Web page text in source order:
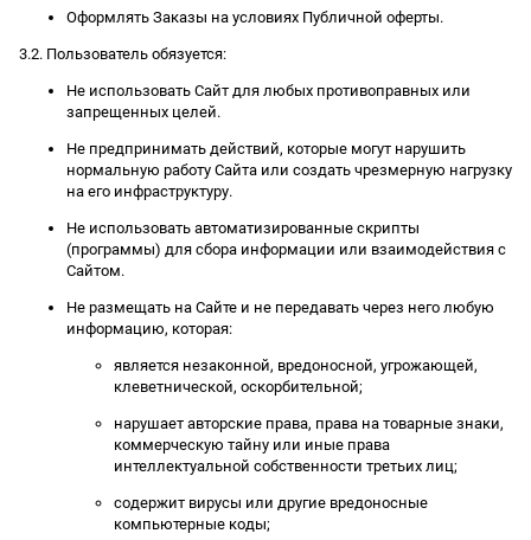
Оформлять Заказы на условиях Публичной оферты.
3.2. Пользователь обязуется:
Не использовать Сайт для любых противоправных или
запрещенных целей.
Не предпринимать действий, которые могут нарушить
нормальную работу Сайта или создать чрезмерную нагрузку
на его инфраструктуру.
Не использовать автоматизированные скрипты
(программы) для сбора информации или взаимодействия с
Сайтом.
Не размещать на Сайте и не передавать через него любую
информацию, которая:
является незаконной, вредоносной, угрожающей,
клеветнической, оскорбительной;
нарушает авторские права, права на товарные знаки,
коммерческую тайну или иные права
интеллектуальной собственности третьих лиц;
содержит вирусы или другие вредоносные
компьютерные коды;